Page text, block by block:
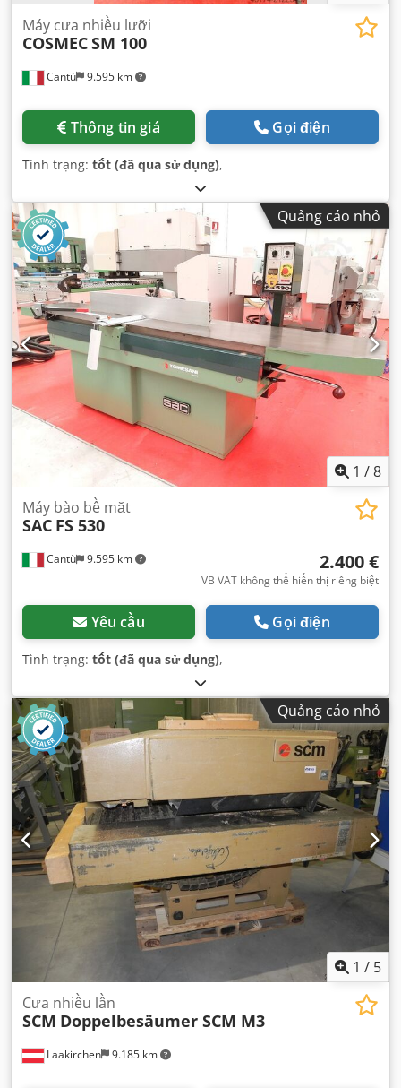
Cantù 9.595 km
Máy cưa nhiều lưỡi
COSMECSM 100
Thông tin giá Gọi điện
Tình trạng: tốt (đã qua sử dụng),
Quảng cáo nhỏ
1 /8
Cantù 9.595 km
Máy bào bề mặt
SAC FS 530
2.400 €
VB VAT không thể hiển thị riêng biệt
Yêu cầu Gọi điện
Tình trạng: tốt (đã qua sử dụng),
Quảng cáo nhỏ
1 / 5
Laakirchen 9.185 km
Cưa nhiều lần
SCM Doppelbesäumer SCM M3